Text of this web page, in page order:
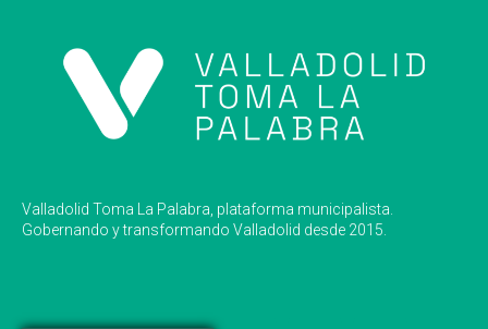
Valladolid Toma La Palabra, plataforma municipalista.
Gobernando y transformando Valladolid desde 2015.